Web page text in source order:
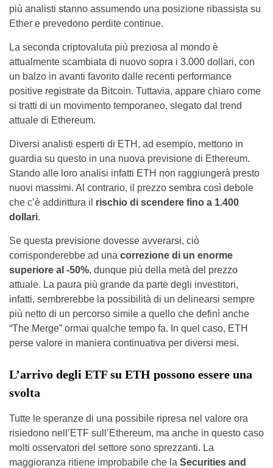
più analisti stanno assumendo una posizione ribassista su
Ether e prevedono perdite continue.
La seconda criptovaluta più preziosa al mondo è
attualmente scambiata di nuovo sopra i 3.000 dollari, con
un balzo in avanti favorito dalle recenti performance
positive registrate da Bitcoin. Tuttavia, appare chiaro come
si tratti di un movimento temporaneo, slegato dal trend
attuale di Ethereum.
Diversi analisti esperti di ETH, ad esempio, mettono in
guardia su questo in una nuova previsione di Ethereum.
Stando alle loro analisi infatti ETH non raggiungerà presto
nuovi massimi. Al contrario, il prezzo sembra così debole
che c’è addirittura il rischio di scendere fino a 1.400
dollari.
Se questa previsione dovesse avverarsi, ciò
corrisponderebbe ad una correzione di un enorme
superiore al -50%, dunque più della metà del prezzo
attuale. La paura più grande da parte degli investitori,
infatti, sembrerebbe la possibilità di un delinearsi sempre
più netto di un percorso simile a quello che definì anche
“The Merge” ormai qualche tempo fa. In quel caso, ETH
perse valore in maniera continuativa per diversi mesi.
L’arrivo degli ETF su ETH possono essere una
svolta
Tutte le speranze di una possibile ripresa nel valore ora
risiedono nell’ETF sull’Ethereum, ma anche in questo caso
molti osservatori del settore sono sprezzanti. La
maggioranza ritiene improbabile che la Securities and